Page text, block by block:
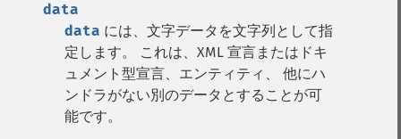
data
data には、文字データを文字列として指
定します。 これは、XML 宣言またはドキ
ュメント型宣言、エンティティ、 他にハ
ンドラがない別のデータとすることが可
能です。